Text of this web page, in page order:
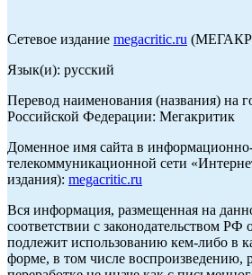
Сетевое издание megacritic.ru
Язык(и): русский
Перевод наименования (названия) на
Российской Федерации: Мегакритик
Доменное имя сайта в
телекоммуникационной сети
издания): megacritic.ru
Вся информация, размещенная на
соответствии с законодательством РФ
подлежит использованию кем-либо в
форме, в том числе воспроизведению,